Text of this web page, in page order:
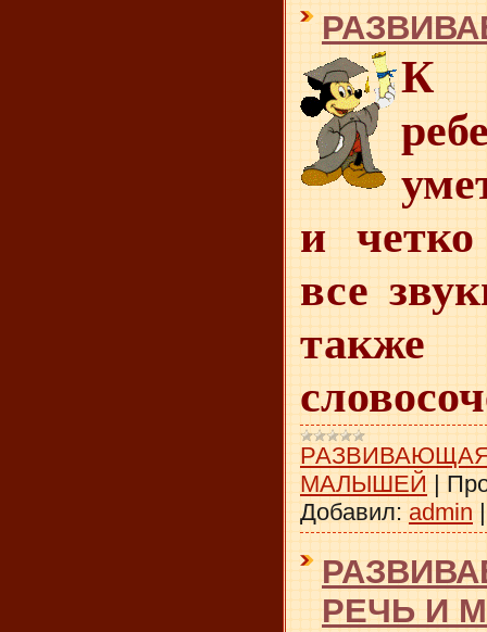
К
и четко
все
МАЛЫШЕЙ |
Добавил: admin
РЕЧЬ И